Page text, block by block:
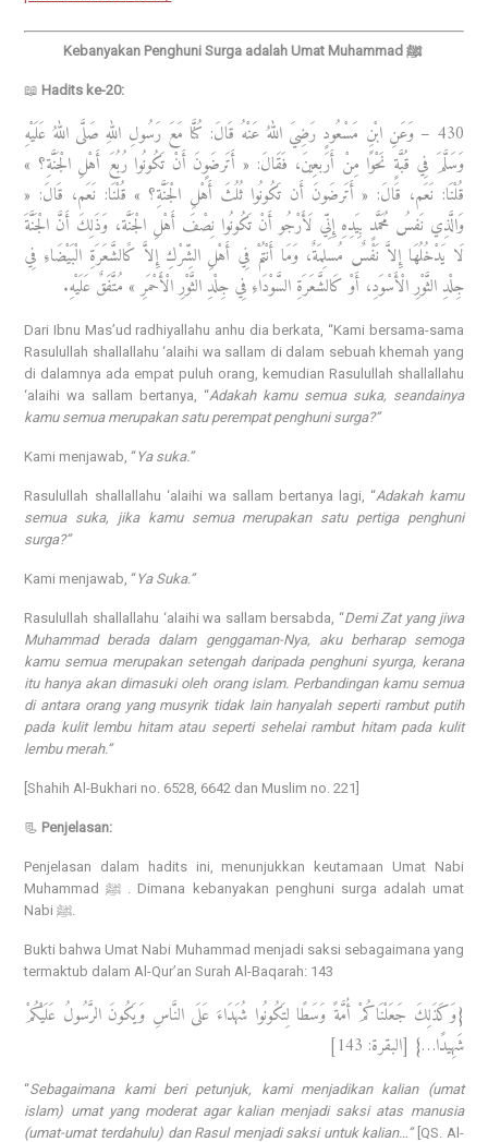
Kebanyakan Penghuni Surga adalah Umat Muhammad ﷺ
📖 Hadits ke-20:
430 – وَعَنِ ابْنِ مَسْعُودٍ رَضِيَ اللهُ عَنْهُ قَالَ: كُنَّا مَعَ رَسُولِ اللهِ صَلَّى اللهُ عَلَيْهِ
وَسَلَّمَ فِي قُبَّةٍ نَحْوًا مِنْ أَرَبعِينَ، فَقَالَ: « أَتَرضَوٍنَ أَنْ تَكُونُوا رُبُعَ أَهْلِ الْجَنَّةِ؟ »
قُلْنَا: نَعَم، قَالَ: « أَتَرضَونَ أَن تَكُونُوا ثُلُثَ أَهْلِ الْجَنَّةِ؟ » قُلْنَا: نَعَم، قَالَ: «
وَالَّذِي نَفسُ مُحَمَّدٍ بِيَدِهِ إِنِّي لَأَرْجُو أَنْ تَكُونُوا نِصْفَ أَهْلِ الْجَنَّة، وَذَلِكَ أَنَّ الْجَنَّةَ
لَا يَدْخُلُهَا إِلاَّ نَفْسٌ مُسلِمَةٌ، وَمَا أَنْتُمْ فِي أَهْلِ الشِّرْكِ إِلاَّ كََالشَّعَرَةِ الْبَيْضَاءِ فِي
جِلْدِ الثَّوْرِ الْأَسْوَدِ، أَوْ كَالشَّعَرَةِ السَّوْدَاءِ فِي جِلْدِ الثَّوْرِ الْأَحْمَرِ » مُتَّفَقٌ عَلَيْهِ.
Dari Ibnu Mas’ud radhiyallahu anhu dia berkata, “Kami bersama-sama
Rasulullah shallallahu ‘alaihi wa sallam di dalam sebuah khemah yang
di dalamnya ada empat puluh orang, kemudian Rasulullah shallallahu
‘alaihi wa sallam bertanya, “Adakah kamu semua suka, seandainya
kamu semua merupakan satu perempat penghuni surga?”
Kami menjawab, “Ya suka.”
Rasulullah shallallahu ‘alaihi wa sallam bertanya lagi, “Adakah kamu
semua suka, jika kamu semua merupakan satu pertiga penghuni
surga?”
Kami menjawab, “Ya Suka.”
Rasulullah shallallahu ‘alaihi wa sallam bersabda, “Demi Zat yang jiwa
Muhammad berada dalam genggaman-Nya, aku berharap semoga
kamu semua merupakan setengah daripada penghuni syurga, kerana
itu hanya akan dimasuki oleh orang islam. Perbandingan kamu semua
di antara orang yang musyrik tidak lain hanyalah seperti rambut putih
pada kulit lembu hitam atau seperti sehelai rambut hitam pada kulit
lembu merah.”
[Shahih Al-Bukhari no. 6528, 6642 dan Muslim no. 221]
📃 Penjelasan:
Penjelasan dalam hadits ini, menunjukkan keutamaan Umat Nabi
Muhammad ﷺ . Dimana kebanyakan penghuni surga adalah umat
Bukti bahwa Umat Nabi Muhammad menjadi saksi sebagaimana yang
termaktub dalam Al-Qur’an Surah Al-Baqarah: 143
{وَكَذَلِكَ جَعَلْنَاكُمْ أُمَّةً وَسَطًا لِتَكُونُوا شُهَدَاءَ عَلَى النَّاسِ وَيَكُونَ الرَّسُولُ عَلَيْكُمْ
شَهِيدًا…} [البقرة: 143]
“Sebagaimana kami beri petunjuk, kami menjadikan kalian (umat
islam) umat yang moderat agar kalian menjadi saksi atas manusia
(umat-umat terdahulu) dan Rasul menjadi saksi untuk kalian…” [QS. Al-